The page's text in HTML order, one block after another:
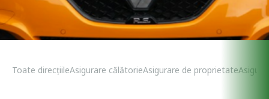
Toate direcțiileAsigurare călătorieAsigurare de proprietate